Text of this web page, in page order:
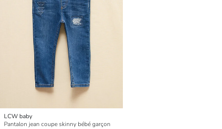
LCW baby
Pantalon jean coupe skinny bébé garçon